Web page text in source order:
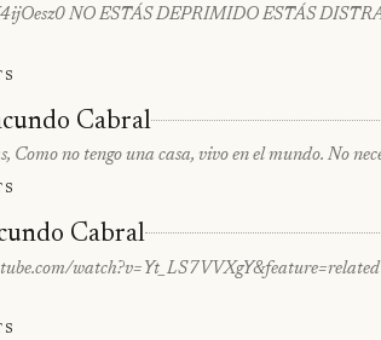
NO ESTÁS DEPRIMIDO ESTÁS
Cabral
Como no tengo una casa, vivo en el mundo. No
Cabral
watch?v=Yt_LS7VVXgY&feature=related